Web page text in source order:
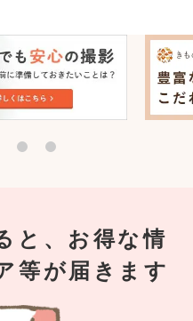
と、お得な情
等が届きます